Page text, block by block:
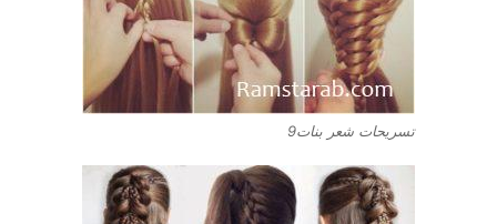
تسريحات شعر بنات9